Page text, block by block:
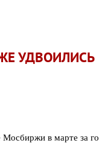
УДВОИЛИСЬ
в марте за